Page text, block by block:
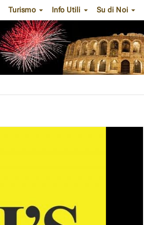
Turismo Info Utili Su di Noi